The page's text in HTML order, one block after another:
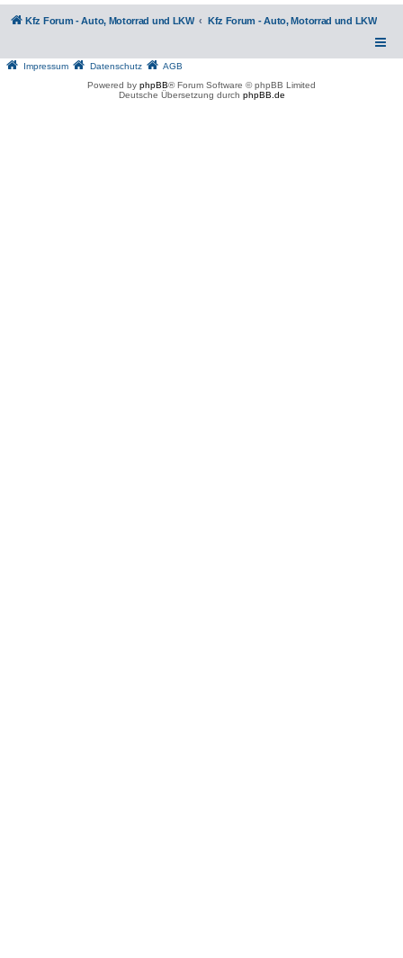
Kfz Forum - Auto, Motorrad und LKW Kfz Forum - Auto, Motorrad und LKW
Impressum Datenschutz
AGB
Powered by phpBB® Forum Software © phpBB Limited
Deutsche Übersetzung durch phpBB.de